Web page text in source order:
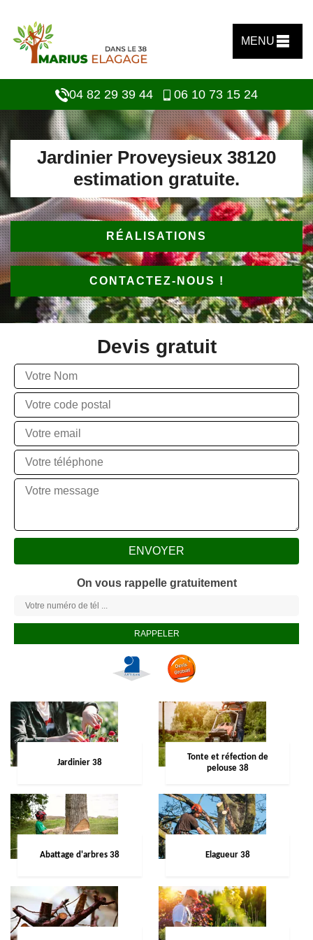
MENU
04 82 29 39 44 06 10 73 15 24
Jardinier Proveysieux 38120
estimation gratuite.
RÉALISATIONS
CONTACTEZ-NOUS !
Devis gratuit
On vous rappelle gratuitement
Jardinier 38
Tonte et réfection de
pelouse 38
Abattage d'arbres 38 Elagueur 38